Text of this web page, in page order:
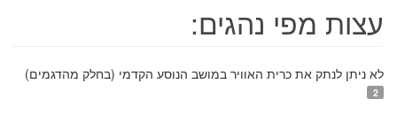
עצות מפי נהגים:
לא ניתן לנתק את כרית האוויר במושב הנוסע הקדמי (בחלק מהדגמים)
2